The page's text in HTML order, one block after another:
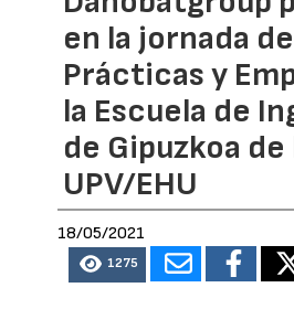
en la jornada de
Prácticas y
la Escuela de
de Gipuzkoa de
UPV/EHU
18/05/2021
1275